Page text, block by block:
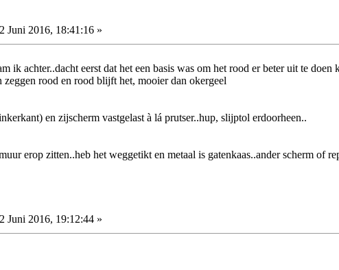
Juni 2016, 18:41:16 »
ik achter..dacht eerst dat het een basis was om het rood er beter uit te
rood en rood blijft het, mooier dan okergeel
en zijscherm vastgelast à lá prutser..hup, slijptol erdoorheen..
erop zitten..heb het weggetikt en metaal is gatenkaas..ander scherm of
Juni 2016, 19:12:44 »